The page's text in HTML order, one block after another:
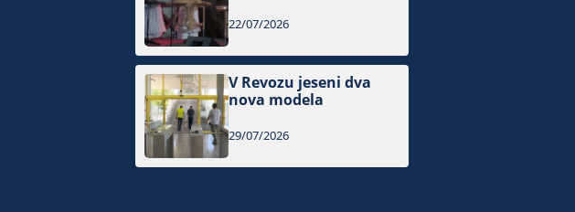
22/07/2026
V Revozu jeseni dva
nova modela
29/07/2026